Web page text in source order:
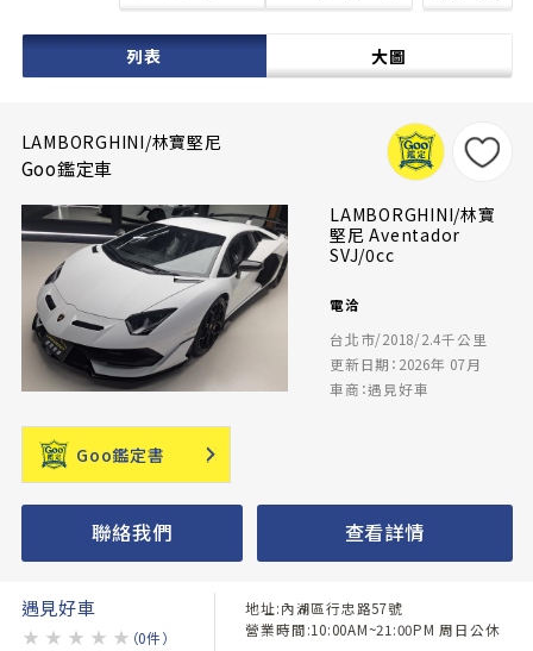
列表 大圖
LAMBORGHINI/林寶堅尼
Goo鑑定車
LAMBORGHINI/林寶
堅尼 Aventador
SVJ/0cc
電洽
台北市/2018/2.4千公里
更新日期：2026年 07月
車商：遇見好車
Goo鑑定書
聯絡我們 查看詳情
遇見好車
★ ★ ★ ★ ★ （0件）
地址:內湖區行忠路57號
營業時間:10:00AM~21:00PM 周日公休